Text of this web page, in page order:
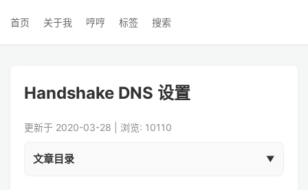
首页 关于我 哼哼 标签 搜索
Handshake DNS 设置
更新于 2020-03-28 | 浏览: 10110
文章目录